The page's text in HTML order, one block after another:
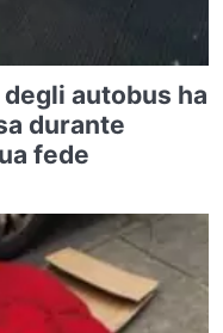
autobus ha
durante
fede